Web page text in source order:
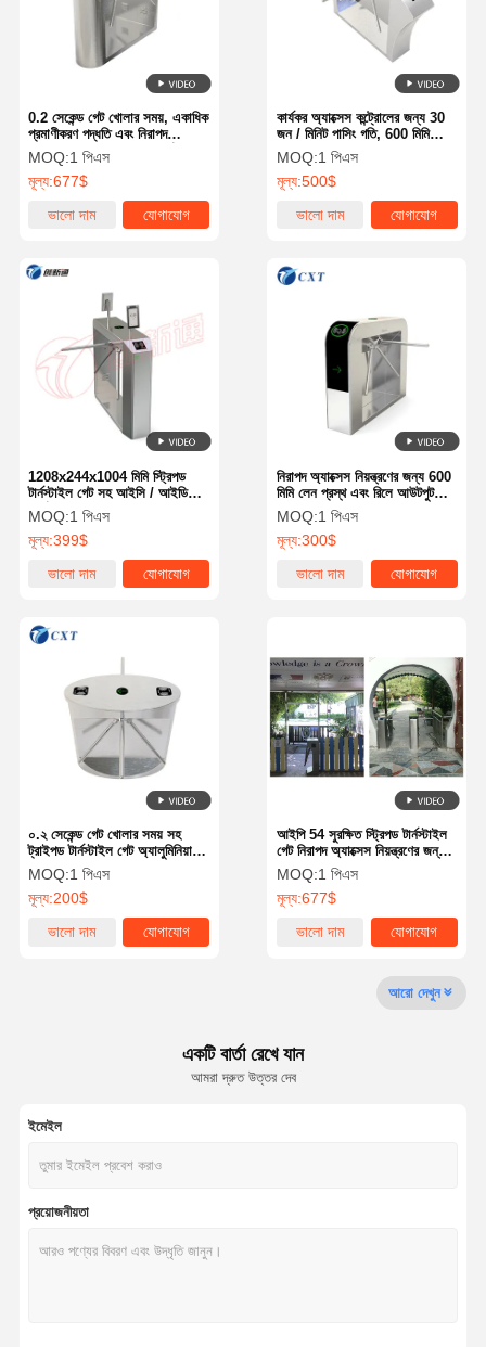
পণ্য কারখানা পরিদর্শন
গুণমান নিয়ন্ত্রণ
আমাদের সাথে
যোগাযোগ
খবর মামলা
সম্পূর্ণ উচ্চতার টার্নস্টাইল
কার্যকর অ্যাক্সেস কন্ট্রোলের জন্য 30
জন / মিনিট পাসিং গতি, 600 মিমি
লেনের প্রস্থ এবং রিলে আউটপুট
ইন্টারফেসের সাথে স্ট্রিপড টার্নস্টাইল
গেট
MOQ:1 পিএস
মূল্য:500$
ভালো দাম
যোগাযোগ
0.2 সেকেন্ড গেট খোলার সময়, একাধিক
প্রমাণীকরণ পদ্ধতি এবং নিরাপদ
অ্যাক্সেস নিয়ন্ত্রণের জন্য সম্পূর্ণ
সিএনসি লেজার কাটিং সহ উচ্চ-গতির
স্ট্রিপড টার্নস্টাইল গেট
MOQ:1 পিএস
মূল্য:677$
ভালো দাম
যোগাযোগ
নিরাপদ অ্যাক্সেস নিয়ন্ত্রণের জন্য 600
মিমি লেন প্রস্থ এবং রিলে আউটপুট
ইন্টারফেস সহ 30 জন/মিনিট পাসিং
স্পিড ট্রাইপড টার্নস্টাইল গেট
MOQ:1 পিএস
মূল্য:300$
ভালো দাম
যোগাযোগ
1208x244x1004 মিমি স্ট্রিপড
টার্নস্টাইল গেট সহ আইসি / আইডি
কার্ড সিস্টেম 30-40 জন / মিনিটের
অ্যাক্সেস নিয়ন্ত্রণের জন্য
MOQ:1 পিএস
মূল্য:399$
ভালো দাম
যোগাযোগ
আইপি 54 সুরক্ষিত স্ট্রিপড টার্নস্টাইল
গেট নিরাপদ অ্যাক্সেস নিয়ন্ত্রণের জন্য
100-240VAC ভোল্টেজ এবং 550
মিমি প্যাসেজ প্রস্থ সহ
MOQ:1 পিএস
মূল্য:677$
ভালো দাম
যোগাযোগ
০.২ সেকেন্ড গেট খোলার সময় সহ
ট্রাইপড টার্নস্টাইল গেট অ্যালুমিনিয়াম
অ্যালয় মোটর এবং একাধিক প্রমাণীকরণ
পদ্ধতি
MOQ:1 পিএস
মূল্য:200$
ভালো দাম
যোগাযোগ
আরো দেখুন
একটি বার্তা রেখে যান
আমরা দ্রুত উত্তর দেব
ইমেইল
প্রয়োজনীয়তা